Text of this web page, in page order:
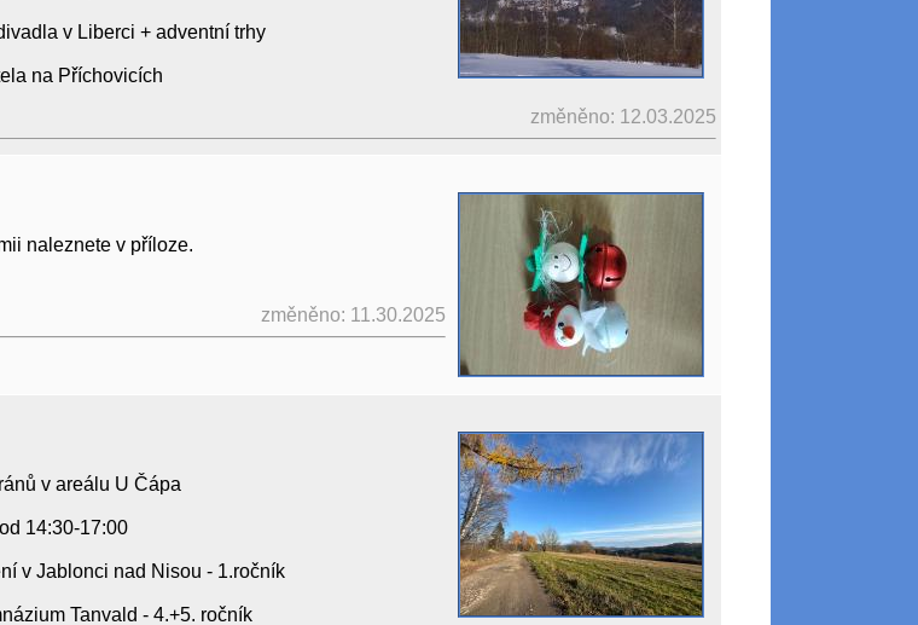
v Liberci + adventní trhy
na Příchovicích
změněno: 12.03.2025
naleznete v příloze.
změněno: 11.30.2025
v areálu U Čápa
14:30-17:00
v Jablonci nad Nisou - 1.ročník
Tanvald - 4.+5. ročník